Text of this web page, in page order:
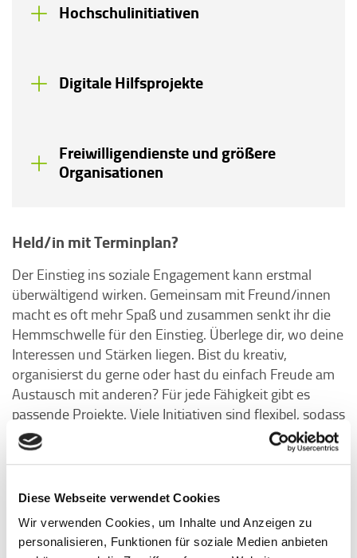
Diese Webseite verwendet Cookies
Wir verwenden Cookies, um Inhalte und Anzeigen zu
personalisieren, Funktionen für soziale Medien anbieten
Hochschulinitiativen
Digitale Hilfsprojekte
Freiwilligendienste und größere
Organisationen
Held/in mit Terminplan?
Der Einstieg ins soziale Engagement kann erstmal
überwältigend wirken. Gemeinsam mit Freund/innen
macht es oft mehr Spaß und zusammen senkt ihr die
Hemmschwelle für den Einstieg. Überlege dir, wo deine
Interessen und Stärken liegen. Bist du kreativ,
organisierst du gerne oder hast du einfach Freude am
Austausch mit anderen? Für jede Fähigkeit gibt es
passende Projekte. Viele Initiativen sind flexibel, sodass
du erstmal reinschnuppern kannst, ohne gleich große
Verantwortung zu übernehmen. Auch der Zeitaufwand
können viel bewirken. Wenn du noch nicht weißt, wo
du anfangen möchtest, schau doch mal auf
Ehrenamtsbörsen oder bei Uni-Projekten vorbei. Dort
findest du sicher eine Möglichkeit, die zu dir passt!